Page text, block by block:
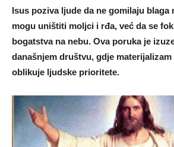
Isus poziva ljude da ne gomilaju blaga
mogu uništiti moljci i rđa, već da se
bogatstva na nebu. Ova poruka je
današnjem društvu, gdje
oblikuje ljudske prioritete.